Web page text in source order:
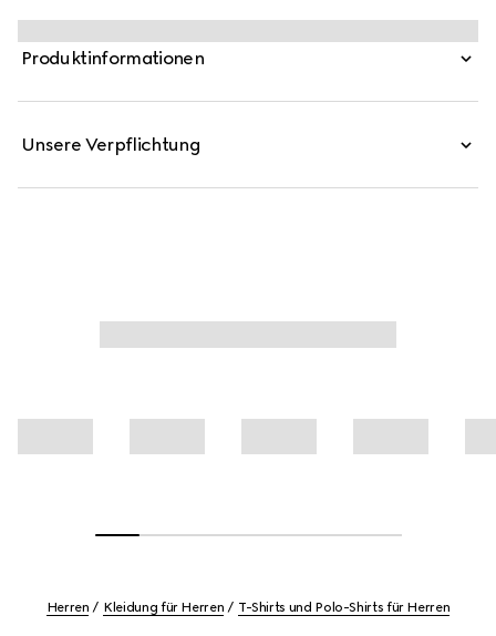
Interpretation des Web verziert essentielle Ready-to-
Wear-Stücke, die erhabene Texturen und zeitgenössische
Details hervorheben. Dieses Poloshirt aus Baumwoll-
Produktinformationen
Unsere Verpflichtung
Herren Kleidung für Herren T-Shirts und Polo-Shirts für Herren